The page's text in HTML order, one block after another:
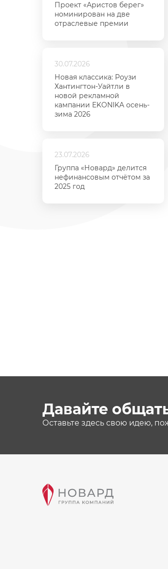
Проект «Аристов берег»
номинирован на две
отраслевые премии
30.07.2026
Новая классика: Роузи
Хантингтон-Уайтли в
новой рекламной
кампании EKONIKA осень-
зима 2026
23.07.2026
Группа «Новард» делится
нефинансовым отчётом за
2025 год
Давайте
Оставьте здесь свою идею,